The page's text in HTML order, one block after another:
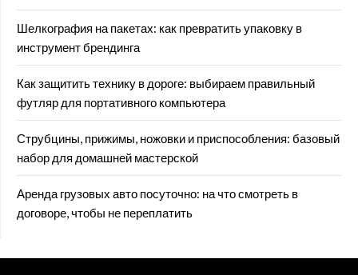
Шелкография на пакетах: как превратить упаковку в
инструмент брендинга
Как защитить технику в дороге: выбираем правильный
футляр для портативного компьютера
Струбцины, прижимы, ножовки и приспособления: базовый
набор для домашней мастерской
Аренда грузовых авто посуточно: на что смотреть в
договоре, чтобы не переплатить